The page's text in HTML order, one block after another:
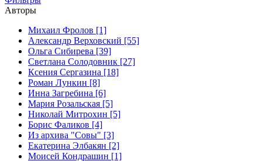
Авторы
Михаил Фролов [1]
Александр Верховский [55]
Ольга Сибирева [39]
Светлана Солодовник [27]
Ксения Сергазина [18]
Роман Лункин [8]
Инна Загребина [6]
Мария Розальская [5]
Николай Митрохин [5]
Борис Фаликов [4]
Из архива "Совы" [3]
Екатерина Элбакян [2]
Моисей Кондрашин [1]